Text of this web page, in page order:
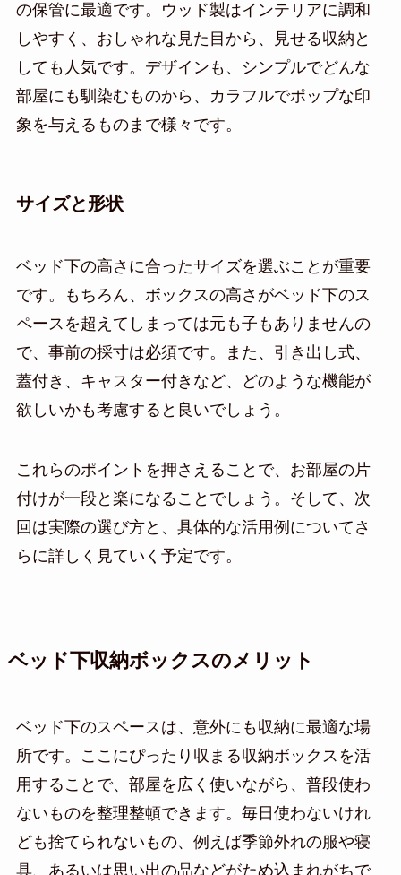
の保管に最適です。ウッド製はインテリアに調和
しやすく、おしゃれな見た目から、見せる収納と
しても人気です。デザインも、シンプルでどんな
部屋にも馴染むものから、カラフルでポップな印
象を与えるものまで様々です。
サイズと形状
ベッド下の高さに合ったサイズを選ぶことが重要
です。もちろん、ボックスの高さがベッド下のス
ペースを超えてしまっては元も子もありませんの
で、事前の採寸は必須です。また、引き出し式、
蓋付き、キャスター付きなど、どのような機能が
欲しいかも考慮すると良いでしょう。
これらのポイントを押さえることで、お部屋の片
付けが一段と楽になることでしょう。そして、次
回は実際の選び方と、具体的な活用例についてさ
らに詳しく見ていく予定です。
ベッド下収納ボックスのメリット
ベッド下のスペースは、意外にも収納に最適な場
所です。ここにぴったり収まる収納ボックスを活
用することで、部屋を広く使いながら、普段使わ
ないものを整理整頓できます。毎日使わないけれ
ども捨てられないもの、例えば季節外れの服や寝
具、あるいは思い出の品などがため込まれがちで